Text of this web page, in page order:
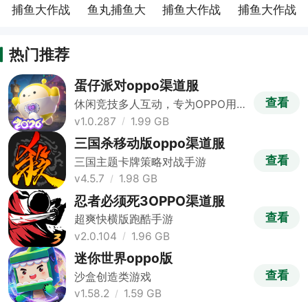
捕鱼大作战
鱼丸捕鱼大
捕鱼大作战
捕鱼大作战
热门推荐
蛋仔派对oppo渠道服
休闲竞技多人互动，专为OPPO用户
打造
v1.0.287 1.99 GB
查看
三国杀移动版oppo渠道服
三国主题卡牌策略对战手游
v4.5.7
1.98 GB
查看
忍者必须死3OPPO渠道服
超爽快横版跑酷手游
v2.0.104
1.96 GB
查看
迷你世界oppo版
沙盒创造类游戏
v1.58.2
1.59 GB
查看